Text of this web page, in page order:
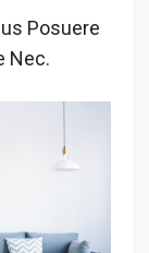
Posuere
Nec.